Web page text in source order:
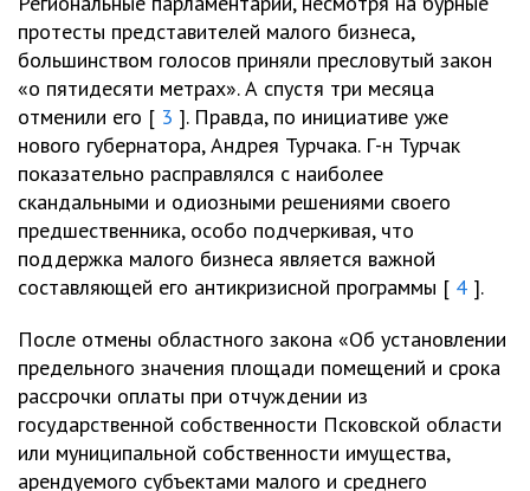
протесты представителей малого бизнеса,
большинством голосов приняли пресловутый закон
«о пятидесяти метрах». А спустя три месяца
отменили его [ 3 ]. Правда, по инициативе уже
нового губернатора, Андрея Турчака. Г-н Турчак
показательно расправлялся с наиболее
скандальными и одиозными решениями своего
предшественника, особо подчеркивая, что
поддержка малого бизнеса является важной
составляющей его антикризисной программы [ 4 ].
После отмены областного закона «Об установлении
предельного значения площади помещений и срока
рассрочки оплаты при отчуждении из
государственной собственности Псковской области
или муниципальной собственности имущества,
арендуемого субъектами малого и среднего